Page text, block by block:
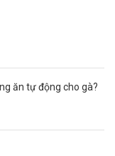
ăn tự động cho gà?